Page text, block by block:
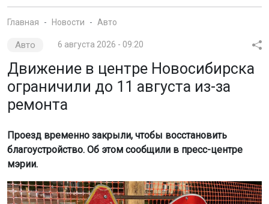
Главная Новости Авто
Авто 6 августа 2026 - 09:20
Движение в центре Новосибирска
ограничили до 11 августа из-за
ремонта
Проезд временно закрыли, чтобы восстановить
благоустройство. Об этом сообщили в пресс-центре
мэрии.